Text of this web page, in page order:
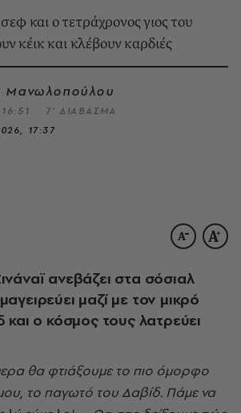
και ο τετράχρονος γιος του
κέικ και κλέβουν καρδιές
Μανωλοπούλου
7’ ΔΙΑΒΑΣΜΑ
17:37
ανεβάζει στα σόσιαλ
μαζί με τον μικρό
και ο κόσμος τους λατρεύει
το παγωτό του Δαβίδ. Πάμε να